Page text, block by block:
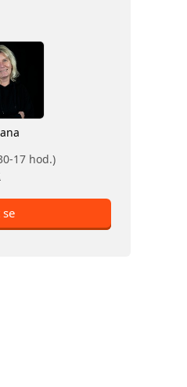
17 hod.)